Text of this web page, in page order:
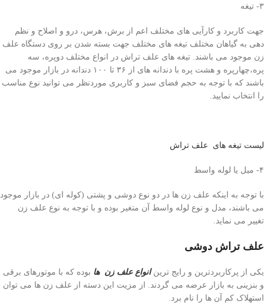
۳- تیغه
جهت کاربرد و کارآیی های مختلف اعم از برش، هرس، درو و اصلاح و نظم
دهی به گیاهان مختلف تیغه های مختلف جهت بسته شدن بر روی دستگاه علف
زن موجود می باشند. تیغه های علف تراش در انواع مختلف دوپره، سه
پره،چهارپره و هشت پره با دندانه های از ۳۶ تا ۱۰۰ دندانه در بازار موجود می
باشند که با توجه به حجم فضای سبز و کاربری موردنظر می توانید نوع مناسب
را انتخاب نمایید.
لیست تیغه های علف تراش
۴- میل یا لوله واسط
با توجه به اینکه علف زن ها در دو نوع دوشی و پشتی (کوله ای) در بازار موجود
می باشند، مدل و نوع لوله واسط آن متغیر بوده و با توجه به نوع علف زن
تغییر می نماید.
علف تراش دوشی
یکی از پرکاربردترین و رایج ترینانواع علف زن ها بوده که با موتورهای برقی
و بنزینی به بازار عرضه می گردند. از مزیت این دسته از علف زن ها می توان
استهلاک کم آن ها را نام برد.